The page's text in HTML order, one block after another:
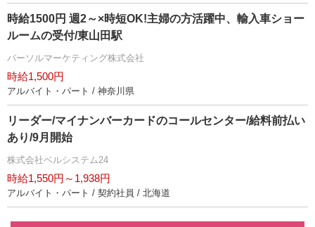
時給1500円 週2～×時短OK!主婦の方活躍中、輸入車ショー
ルームの受付/東山田駅
パーソルマーケティング株式会社
時給1,500円
アルバイト・パート / 神奈川県
リーダー/マイナンバーカードのコールセンター/給料前払い
あり/9月開始
株式会社ベルシステム24
時給1,550円～1,938円
アルバイト・パート / 契約社員 / 北海道